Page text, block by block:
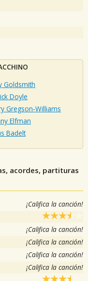
Goldsmith
Doyle
Gregson‐Williams
Elfman
Badelt
acordes, partituras
¡Califica la canción!
¡Califica la canción!
¡Califica la canción!
¡Califica la canción!
¡Califica la canción!